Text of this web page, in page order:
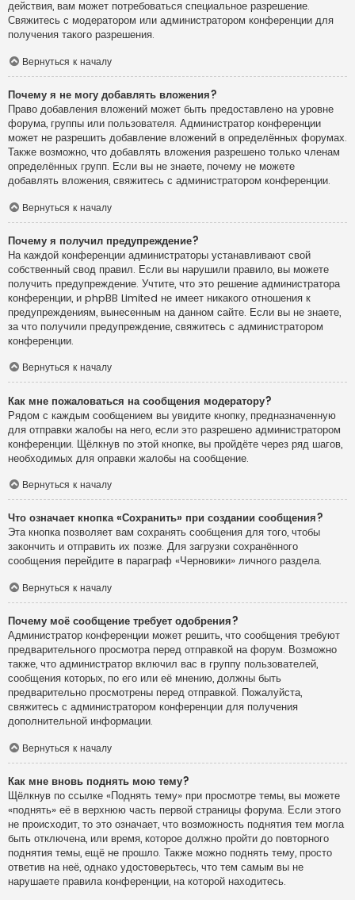
действия, вам может потребоваться специальное разрешение.
Свяжитесь с модератором или администратором конференции для
получения такого разрешения.
Вернуться к началу
Почему я не могу добавлять вложения?
Право добавления вложений может быть предоставлено на уровне
форума, группы или пользователя. Администратор конференции
может не разрешить добавление вложений в определённых форумах.
Также возможно, что добавлять вложения разрешено только членам
определённых групп. Если вы не знаете, почему не можете
добавлять вложения, свяжитесь с администратором конференции.
Вернуться к началу
Почему я получил предупреждение?
На каждой конференции администраторы устанавливают свой
собственный свод правил. Если вы нарушили правило, вы можете
получить предупреждение. Учтите, что это решение администратора
конференции, и phpBB Limited не имеет никакого отношения к
предупреждениям, вынесенным на данном сайте. Если вы не знаете,
за что получили предупреждение, свяжитесь с администратором
конференции.
Вернуться к началу
Как мне пожаловаться на сообщения модератору?
Рядом с каждым сообщением вы увидите кнопку, предназначенную
для отправки жалобы на него, если это разрешено администратором
конференции. Щёлкнув по этой кнопке, вы пройдёте через ряд шагов,
необходимых для оправки жалобы на сообщение.
Вернуться к началу
Что означает кнопка «Сохранить» при создании сообщения?
Эта кнопка позволяет вам сохранять сообщения для того, чтобы
закончить и отправить их позже. Для загрузки сохранённого
сообщения перейдите в параграф «Черновики» личного раздела.
Вернуться к началу
Почему моё сообщение требует одобрения?
Администратор конференции может решить, что сообщения требуют
предварительного просмотра перед отправкой на форум. Возможно
также, что администратор включил вас в группу пользователей,
сообщения которых, по его или её мнению, должны быть
предварительно просмотрены перед отправкой. Пожалуйста,
свяжитесь с администратором конференции для получения
дополнительной информации.
Вернуться к началу
Как мне вновь поднять мою тему?
Щёлкнув по ссылке «Поднять тему» при просмотре темы, вы можете
«поднять» её в верхнюю часть первой страницы форума. Если этого
не происходит, то это означает, что возможность поднятия тем могла
быть отключена, или время, которое должно пройти до повторного
поднятия темы, ещё не прошло. Также можно поднять тему, просто
ответив на неё, однако удостоверьтесь, что тем самым вы не
нарушаете правила конференции, на которой находитесь.